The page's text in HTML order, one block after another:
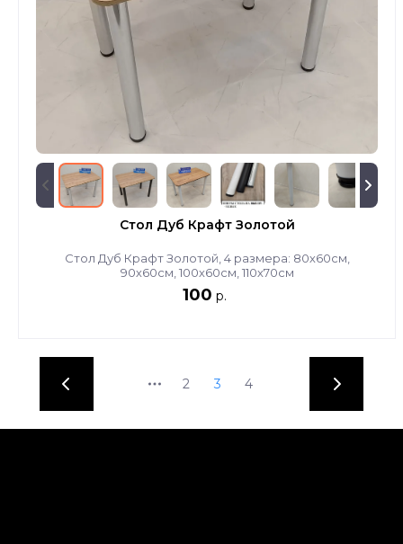
Стол Дуб Крафт Золотой
Стол Дуб Крафт Золотой, 4 размера: 80х60см,
90х60см, 100х60см, 110х70см
100 р.
2 3 4